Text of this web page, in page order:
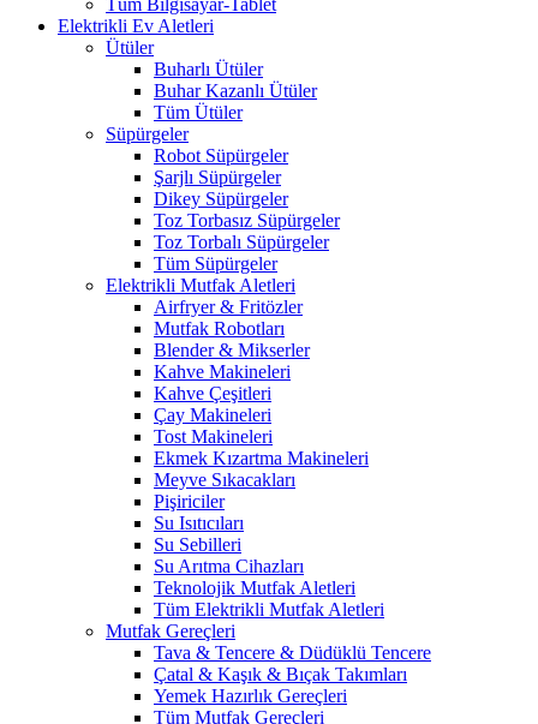
Tüm Bilgisayar-Tablet
Elektrikli Ev Aletleri
Ütüler
Buharlı Ütüler
Buhar Kazanlı Ütüler
Tüm Ütüler
Süpürgeler
Robot Süpürgeler
Şarjlı Süpürgeler
Dikey Süpürgeler
Toz Torbasız Süpürgeler
Toz Torbalı Süpürgeler
Tüm Süpürgeler
Elektrikli Mutfak Aletleri
Airfryer & Fritözler
Mutfak Robotları
Blender & Mikserler
Kahve Makineleri
Kahve Çeşitleri
Çay Makineleri
Tost Makineleri
Ekmek Kızartma Makineleri
Meyve Sıkacakları
Pişiriciler
Su Isıtıcıları
Su Sebilleri
Su Arıtma Cihazları
Teknolojik Mutfak Aletleri
Tüm Elektrikli Mutfak Aletleri
Mutfak Gereçleri
Tava & Tencere & Düdüklü Tencere
Çatal & Kaşık & Bıçak Takımları
Yemek Hazırlık Gereçleri
Tüm Mutfak Gereçleri